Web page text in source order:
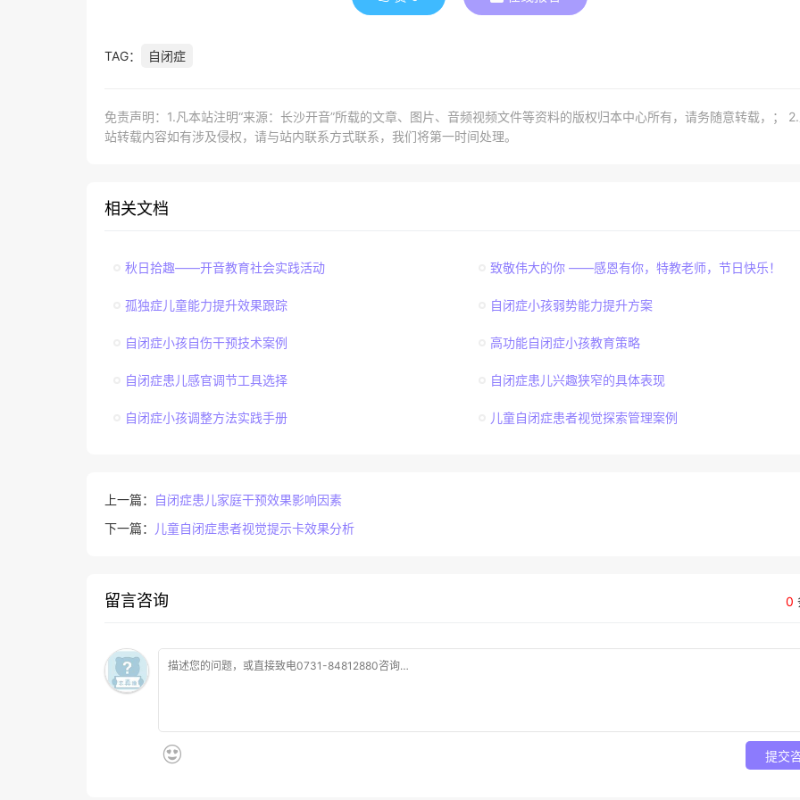
TAG： 自闭症
免责声明：1.凡本站注明“来源：长沙开音”所载的文章、图片、音频视频文件等资料的版权归本中心所有，请务随意转载，；
站转载内容如有涉及侵权，请与站内联系方式联系，我们将第一时间处理。
相关文档
秋日拾趣——开音教育社会实践活动 致敬伟大的你 ——感恩有你，特教老师，节日快乐！
孤独症儿童能力提升效果跟踪 自闭症小孩弱势能力提升方案
自闭症小孩自伤干预技术案例 高功能自闭症小孩教育策略
自闭症患儿感官调节工具选择 自闭症患儿兴趣狭窄的具体表现
自闭症小孩调整方法实践手册 儿童自闭症患者视觉探索管理案例
上一篇：
自闭症患儿家庭干预效果影响因素
下一篇：
儿童自闭症患者视觉提示卡效果分析
0
留言咨询
提交